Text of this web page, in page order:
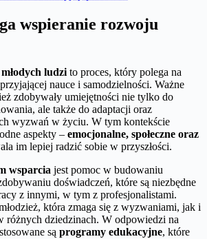
wspieranie rozwoju
ludzi to proces, który polega na
nauce i samodzielności. Ważne
zdobywały umiejętności nie tylko do
ale także do adaptacji oraz
wyzwań w życiu. W tym kontekście
aspekty – emocjonalne, społeczne oraz
im lepiej radzić sobie w przyszłości.
wsparcia jest pomoc w budowaniu
doświadczeń, które są niezbędne
z innymi, w tym z profesjonalistami.
która zmaga się z wyzwaniami, jak i
różnych dziedzinach. W odpowiedzi na
są programy edukacyjne, które